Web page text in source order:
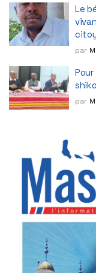
Le
par
par